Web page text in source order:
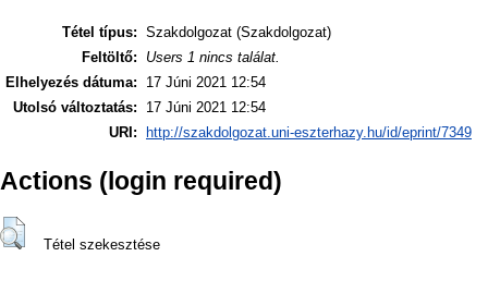
Tétel típus: Szakdolgozat (Szakdolgozat)
Feltöltő:
Users 1 nincs találat.
Elhelyezés dátuma:
17 Júni 2021 12:54
Utolsó változtatás:
17 Júni 2021 12:54
URI:
http://szakdolgozat.uni-eszterhazy.hu/id/eprint/7349
Actions (login required)
Tétel szekesztése